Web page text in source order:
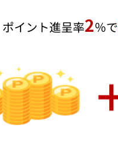
ポイント進呈率2％で